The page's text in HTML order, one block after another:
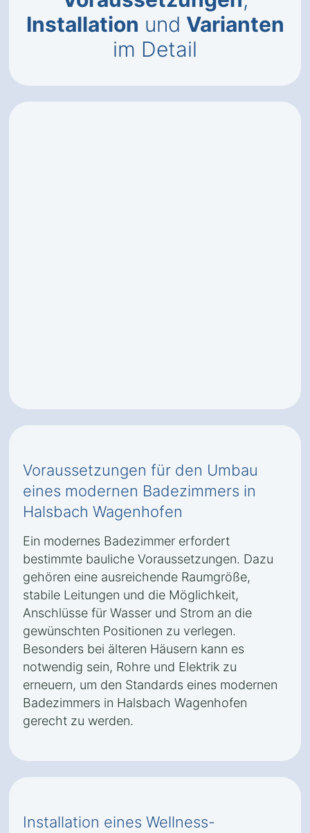
Installation und Varianten
im Detail
Voraussetzungen für den Umbau
eines modernen Badezimmers in
Halsbach Wagenhofen
Ein modernes Badezimmer erfordert
bestimmte bauliche Voraussetzungen. Dazu
gehören eine ausreichende Raumgröße,
stabile Leitungen und die Möglichkeit,
Anschlüsse für Wasser und Strom an die
gewünschten Positionen zu verlegen.
Besonders bei älteren Häusern kann es
notwendig sein, Rohre und Elektrik zu
erneuern, um den Standards eines modernen
Badezimmers in Halsbach Wagenhofen
gerecht zu werden.
Installation eines Wellness-